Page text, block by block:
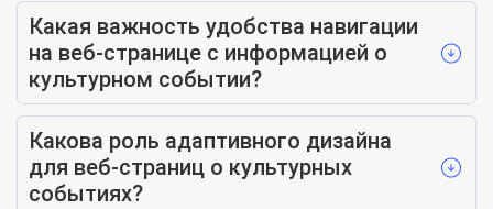
Какая важность удобства навигации
на веб-странице с информацией о
культурном событии?
Какова роль адаптивного дизайна
для веб-страниц о культурных
событиях?